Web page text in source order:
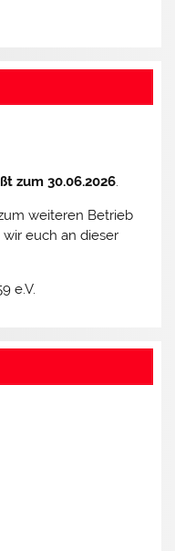
zum 30.06.2026.
weiteren Betrieb
euch an dieser
e.V.